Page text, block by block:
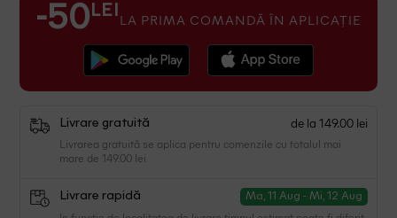
-50 LEI LA PRIMA COMANDĂ ÎN APLICAȚIE
Livrare gratuită de la 149.00 lei
Livrarea gratuită se aplica pentru comenzile cu totalul mai
mare de 149.00 lei
Livrare rapidă Ma, 11 Aug - Mi, 12 Aug